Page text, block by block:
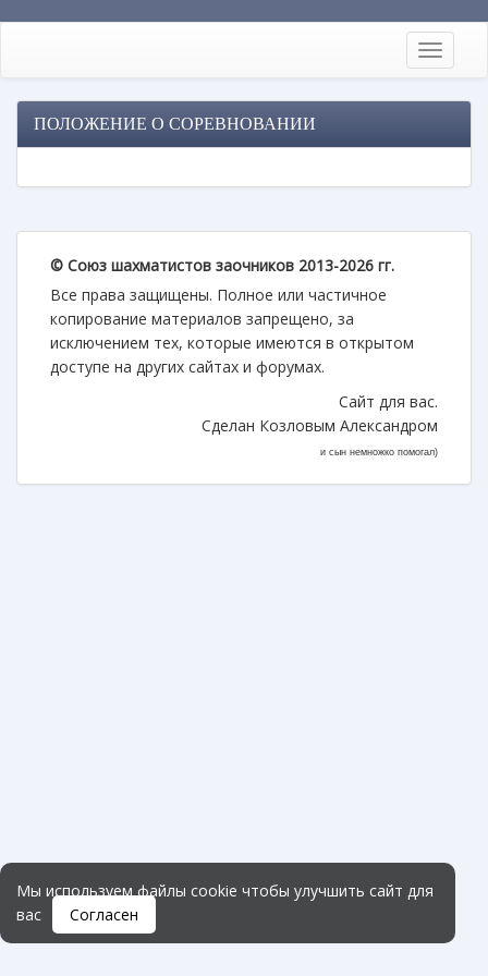
ПОЛОЖЕНИЕ О СОРЕВНОВАНИИ
© Союз шахматистов заочников 2013-2026 гг.
Все права защищены. Полное или частичное
копирование материалов запрещено, за
исключением тех, которые имеются в открытом
доступе на других сайтах и форумах.
Сайт для вас.
Сделан Козловым Александром
и сын немножко помогал)
Мы используем файлы cookie чтобы улучшить сайт для
вас
Согласен